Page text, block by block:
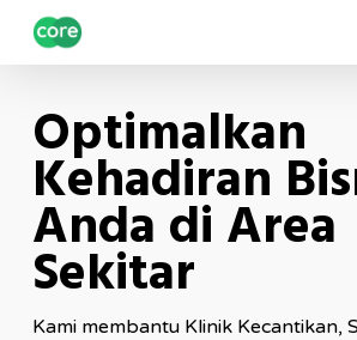
Skip
contentOptimalkan
Kehadiran
Anda di Area
Sekitar
Kami membantu Klinik Kecantikan,